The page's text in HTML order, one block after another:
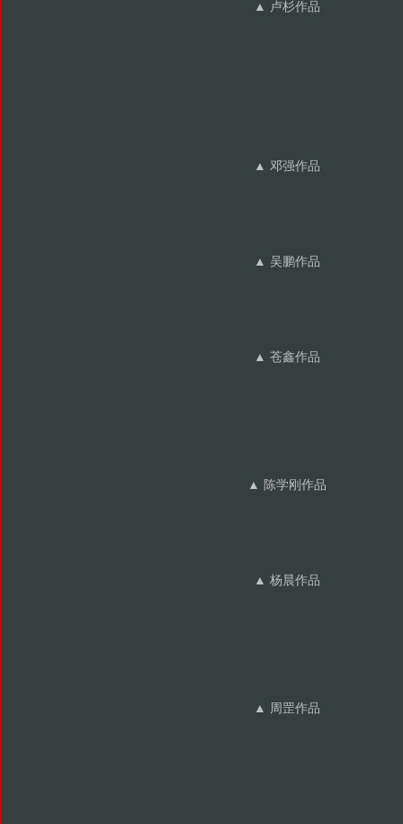
▲ 卢杉作品
▲ 邓强作品
▲ 吴鹏作品
▲ 苍鑫作品
▲ 陈学刚作品
▲ 杨晨作品
▲ 周罡作品